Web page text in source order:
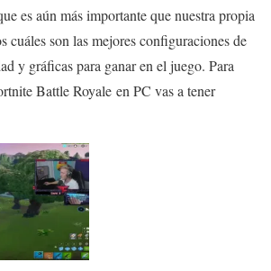
es aún más importante que nuestra propia
cuáles son las mejores configuraciones de
y gráficas para ganar en el juego. Para
Battle Royale en PC vas a tener